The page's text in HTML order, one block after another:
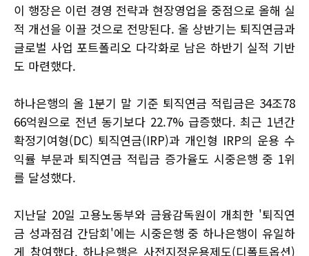
이 행장은 이런 경영 전략과 현장영업을 중점으로 올해 실
적 개선을 이끌 것으로 전망된다. 올 상반기는 퇴직연금과
글로벌 사업 포트폴리오 다각화로 남은 하반기 실적 기반
도 마련했다.
하나은행의 올 1분기 말 기준 퇴직연금 적립금은 34조78
66억원으로 전년 동기보다 22.7% 급증했다. 최근 1년간
확정기여형(DC) 퇴직연금(IRP)과 개인형 IRP의 운용 수
익률 부문과 퇴직연금 적립금 증가율도 시중은행 중 1위
를 달성했다.
지난달 20일 고용노동부와 금융감독원이 개최한 '퇴직연
금 성과점검 간담회'에는 시중은행 중 하나은행이 유일하
게 참여했다. 하나은행은 사전지정운용제도(디폴트옵션)